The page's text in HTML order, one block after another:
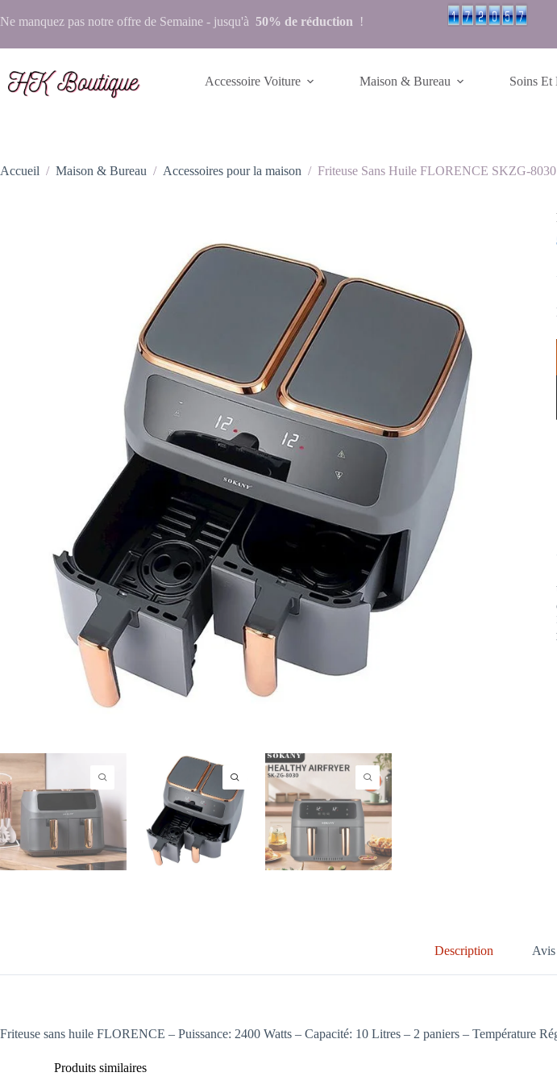
Ne manquez pas notre offre de Semaine - jusqu'à 50% de réduction !
Accessoire Voiture Maison & Bureau Soins Et
Accueil / Maison & Bureau / Accessoires pour la maison / Friteuse Sans Huile FLORENCE SKZG-
Description
Friteuse sans huile FLORENCE – Puissance: 2400 Watts – Capacité: 10 Litres – 2 paniers – Température
Produits similaires